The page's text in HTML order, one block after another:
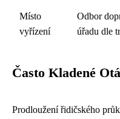
Místo
vyřízení
Odbor
úřadu dle
Často Kladené
Prodloužení řidičského